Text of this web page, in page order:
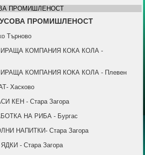
ПРОМИШЛЕНОСТ
ПРОМИШЛЕНОСТ
Търново
КОМПАНИЯ КОКА КОЛА -
КОМПАНИЯ КОКА КОЛА - Плевен
Хасково
КЕН - Стара Загора
НА РИБА - Бургас
НАПИТКИ- Стара Загора
- Стара Загора